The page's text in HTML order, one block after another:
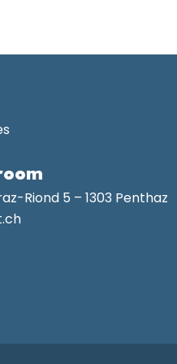
Riond 5 – 1303 Penthaz